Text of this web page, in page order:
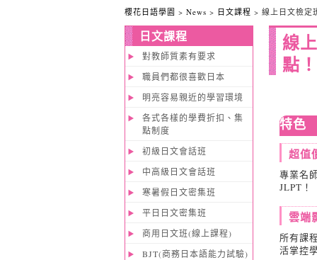
櫻花日語學園 > News > 日文課程 > 線上日文檢定
線
點！
特色
超值
專業名
JLPT！
雲端
所有課
活掌控
日文課程
對教師質素有要求
職員們都很喜歡日本
明亮容易親近的學習環境
各式各樣的學費折扣、集
點制度
初級日文會話班
中高級日文會話班
寒暑假日文密集班
平日日文密集班
商用日文班(線上課程)
BJT(商務日本語能力試驗)